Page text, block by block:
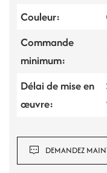
Couleur:
Commande
minimum:
Délai de mise en
œuvre:
DEMANDEZ